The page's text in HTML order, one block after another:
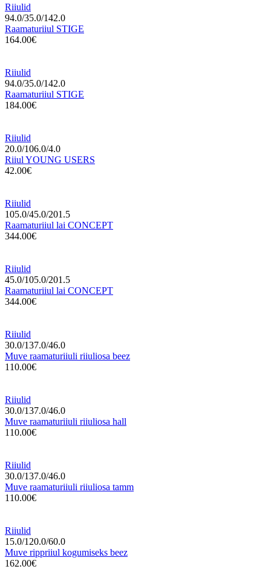
Riiulid
94.0/35.0/142.0
Raamaturiiul STIGE
164.00€
Riiulid
94.0/35.0/142.0
Raamaturiiul STIGE
184.00€
Riiulid
20.0/106.0/4.0
Riiul YOUNG USERS
42.00€
Riiulid
105.0/45.0/201.5
Raamaturiiul lai CONCEPT
344.00€
Riiulid
45.0/105.0/201.5
Raamaturiiul lai CONCEPT
344.00€
Riiulid
30.0/137.0/46.0
Muve raamaturiiuli riiuliosa beez
110.00€
Riiulid
30.0/137.0/46.0
Muve raamaturiiuli riiuliosa hall
110.00€
Riiulid
30.0/137.0/46.0
Muve raamaturiiuli riiuliosa tamm
110.00€
Riiulid
15.0/120.0/60.0
Muve rippriiul kogumiseks beez
162.00€